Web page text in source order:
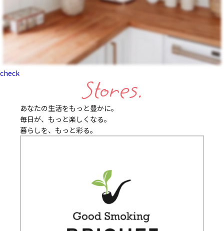
check
Stores.
あなたの生活をもっと豊かに。
毎日が、もっと楽しくなる。
暮らしを、もっと彩る。